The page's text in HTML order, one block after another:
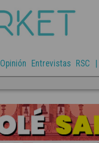
Opinión Entrevistas RSC